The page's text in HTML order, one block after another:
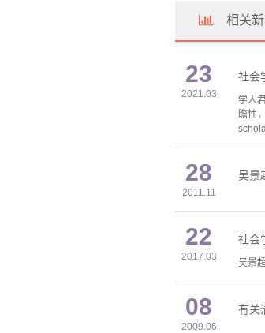
相关新
23
2021.03
社会
学人
瞻性
28
2011.11
吴景
22
2017.03
社会
吴景
08
2009.06
有关